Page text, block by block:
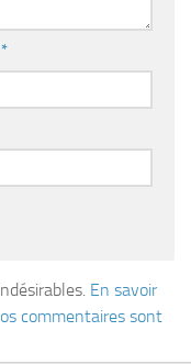
*
En savoir
commentaires sont